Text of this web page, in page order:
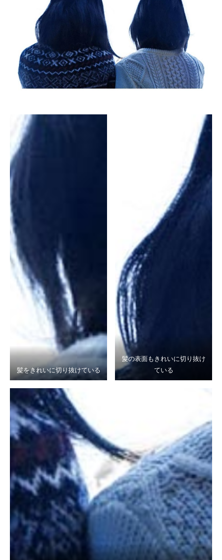
髪をきれいに切り抜けている
髪の表面もきれいに切り抜け
ている